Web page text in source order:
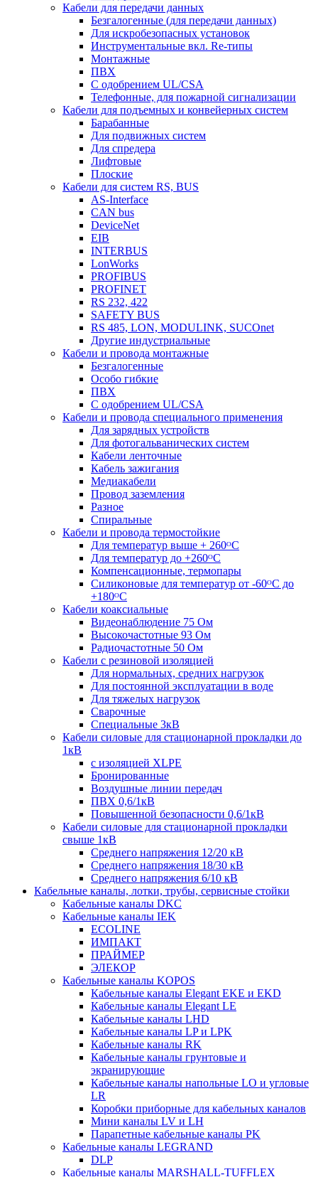
Кабели для передачи данных
Безгалогенные (для передачи данных)
Для искробезопасных установок
Инструментальные вкл. Re-типы
Монтажные
ПВХ
С одобрением UL/CSA
Телефонные, для пожарной сигнализации
Кабели для подъемных и конвейерных систем
Барабанные
Для подвижных систем
Для спредера
Лифтовые
Плоские
Кабели для систем RS, BUS
AS-Interface
CAN bus
DeviceNet
EIB
INTERBUS
LonWorks
PROFIBUS
PROFINET
RS 232, 422
SAFETY BUS
RS 485, LON, MODULINK, SUCOnet
Другие индустриальные
Кабели и провода монтажные
Безгалогенные
Особо гибкие
ПВХ
С одобрением UL/CSA
Кабели и провода специального применения
Для зарядных устройств
Для фотогальванических систем
Кабели ленточные
Кабель зажигания
Медиакабели
Провод заземления
Разное
Спиральные
Кабели и провода термостойкие
Для температур выше + 260ᴼС
Для температур до +260ᴼС
Компенсационные, термопары
Силиконовые для температур от -60ᴼC до
+180ᴼС
Кабели коаксиальные
Видеонаблюдение 75 Ом
Высокочастотные 93 Ом
Радиочастотные 50 Ом
Кабели с резиновой изоляцией
Для нормальных, средних нагрузок
Для постоянной эксплуатации в воде
Для тяжелых нагрузок
Сварочные
Специальные 3кВ
Кабели силовые для стационарной прокладки до
1кВ
c изоляцией XLPE
Бронированные
Воздушные линии передач
ПВХ 0,6/1кВ
Повышенной безопасности 0,6/1кВ
Кабели силовые для стационарной прокладки
свыше 1кВ
Среднего напряжения 12/20 кВ
Среднего напряжения 18/30 кВ
Среднего напряжения 6/10 кВ
Кабельные каналы, лотки, трубы, сервисные стойки
Кабельные каналы DKC
Кабельные каналы IEK
ECOLINE
ИМПАКТ
ПРАЙМЕР
ЭЛЕКОР
Кабельные каналы KOPOS
Кабельные каналы Elegant EKE и EKD
Кабельные каналы Elegant LE
Кабельные каналы LHD
Кабельные каналы LP и LPK
Кабельные каналы RK
Кабельные каналы грунтовые и
экранирующие
Кабельные каналы напольные LO и угловые
LR
Коробки приборные для кабельных каналов
Мини каналы LV и LH
Парапетные кабельные каналы PK
Кабельные каналы LEGRAND
DLP
Кабельные каналы MARSHALL-TUFFLEX